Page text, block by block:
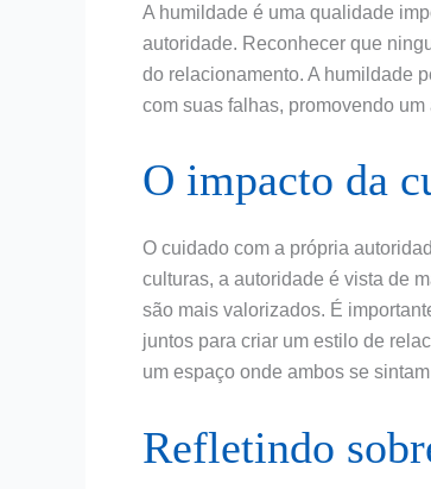
A humildade é uma qualidade
autoridade. Reconhecer que
do relacionamento. A humildade
com suas falhas, promovendo
O impacto da
O cuidado com a própria
culturas, a autoridade é vista de
são mais valorizados. É
juntos para criar um estilo de
um espaço onde ambos se
Refletindo